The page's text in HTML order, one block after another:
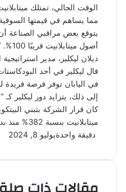
مما يساهم في قيمتها السوقية التي تبلغ
يتوقع بعض مراقبي الصناعة
أصول
ديلان ليكلير، مدير
قال ليكلير في أحد البودكاستات
في اليابان توفر فرصة فريدة
إلى ذلك، يتزايد دور ليكلير
كان قرار الشركة بتبني
ميتابلانيت بنسبة 382% منذ بداية عام 2024.
يوليو 8, 2024دقيقة واحدة